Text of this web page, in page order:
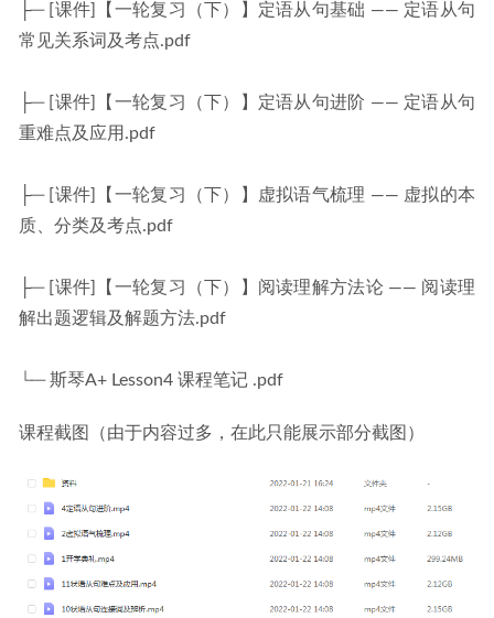
├─ [课件]【一轮复习（下）】定语从句基础 —— 定语从句
常见关系词及考点.pdf
├─ [课件]【一轮复习（下）】定语从句进阶 —— 定语从句
重难点及应用.pdf
├─ [课件]【一轮复习（下）】虚拟语气梳理 —— 虚拟的本
质、分类及考点.pdf
├─ [课件]【一轮复习（下）】阅读理解方法论 —— 阅读理
解出题逻辑及解题方法.pdf
└─ 斯琴A+ Lesson4 课程笔记 .pdf
课程截图（由于内容过多，在此只能展示部分截图）